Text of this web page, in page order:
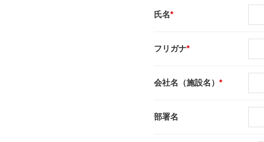
氏名*
フリガナ*
会社名（施設名） *
部署名